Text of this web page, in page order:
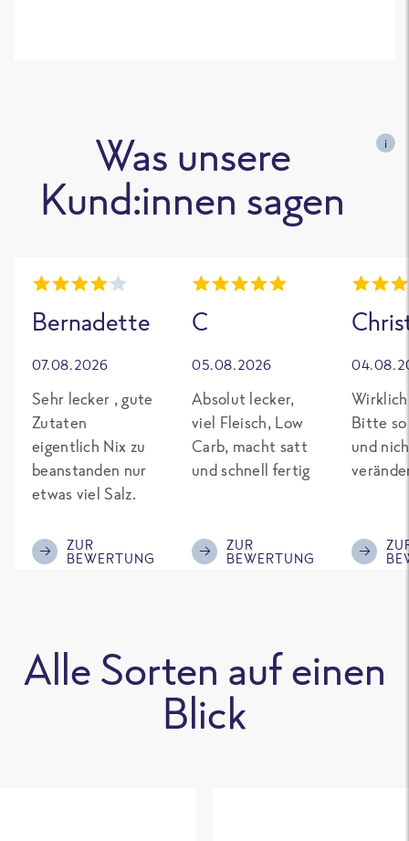
Was unsere
Kund:innen sagen
i
Bernadette
07.08.2026
Sehr lecker , gute
Zutaten
eigentlich Nix zu
beanstanden nur
etwas viel Salz.
ZUR
BEWERTUNG
C
05.08.2026
Absolut lecker,
viel Fleisch, Low
Carb, macht satt
und schnell fertig
ZUR
BEWERTUNG
Bitte so
und
Alle Sorten auf einen
Blick